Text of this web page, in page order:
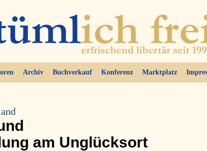
Archiv Buchverkauf Konferenz Marktplatz
am Unglücksort